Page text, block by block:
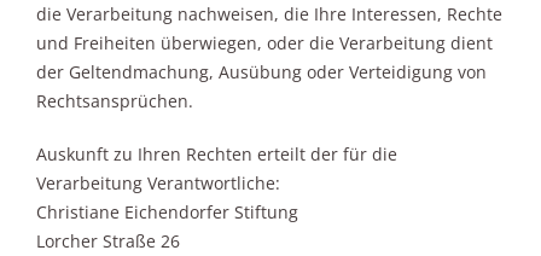
die Verarbeitung nachweisen, die Ihre Interessen, Rechte
und Freiheiten überwiegen, oder die Verarbeitung dient
der Geltendmachung, Ausübung oder Verteidigung von
Rechtsansprüchen.
Auskunft zu Ihren Rechten erteilt der für die
Verarbeitung Verantwortliche:
Christiane Eichendorfer Stiftung
Lorcher Straße 26